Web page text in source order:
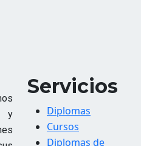
y
Servicios
Diplomas
Cursos
Diplomas de